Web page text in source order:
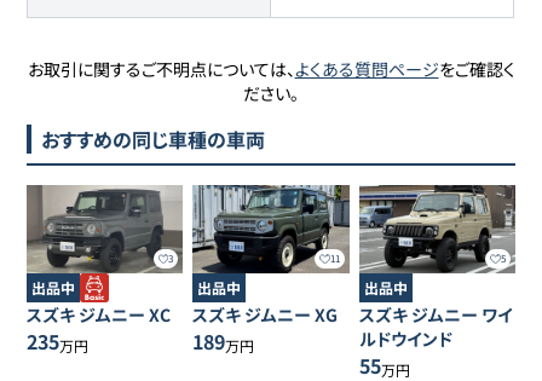
お取引に関するご不明点については、よくある質問ページをご確認く
ださい。
おすすめの同じ車種の車両
3
出品中
スズキ ジムニー XC
235万円
11
出品中
スズキ ジムニー XG
189万円
5
出品中
スズキ ジムニー ワイ
ルドウインド
55万円